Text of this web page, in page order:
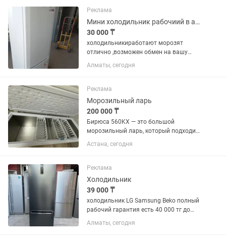
камеры / НТО Уровень шума 40 дБ
Автономное...
Реклама
Мини холодильник рабочиий в алматы
30 000 ₸
холодильникиработают морозят
отлично ,возможен обмен на вашу
нерабочую с вашей доплатой рн
калкаман,30тыс и выше
Алматы, сегодня
Реклама
Морозильный ларь
200 000 ₸
Бирюса 560KX — это большой
морозильный ларь, который подходит
для хранения крупных запасов
продуктов. Основные характеристики:
В): 179 × 66,5 × 81 см. ...
Астана, сегодня
Реклама
Холодильник
39 000 ₸
холодильник LG Samsung Beko полный
рабочий гарантия есть 40 000 тг до
150 000 тг много сразу
Алматы, сегодня